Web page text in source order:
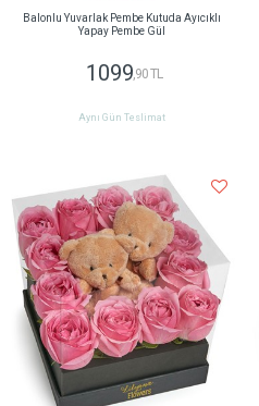
Balonlu Yuvarlak Pembe Kutuda Ayıcıklı
Yapay Pembe Gül
1099 ,90 TL
Aynı Gün Teslimat